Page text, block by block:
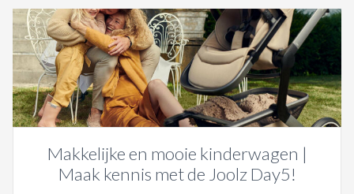
Makkelijke en mooie kinderwagen |
Maak kennis met de Joolz Day5!